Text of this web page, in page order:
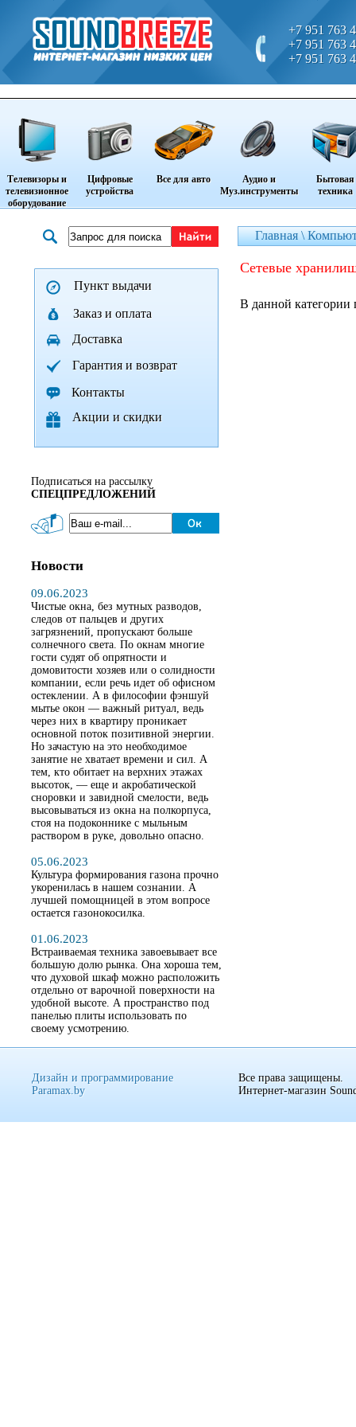
+7 951 763
+7 951 763
+7 951 763
Телевизоры и
телевизионное
оборудование
Цифровые
устройства
Все для авто
Аудио и
Муз.инструменты
Бытовая
техника
Пункт выдачи
Заказ и оплата
Доставка
Гарантия и возврат
Контакты
Акции и скидки
Подписаться на рассылку
СПЕЦПРЕДЛОЖЕНИЙ
Новости
09.06.2023
Чистые окна, без мутных разводов,
следов от пальцев и других
загрязнений, пропускают больше
солнечного света. По окнам многие
гости судят об опрятности и
домовитости хозяев или о солидности
компании, если речь идет об офисном
остеклении. А в философии фэншуй
мытье окон — важный ритуал, ведь
через них в квартиру проникает
основной поток позитивной энергии.
Но зачастую на это необходимое
занятие не хватает времени и сил. А
тем, кто обитает на верхних этажах
высоток, — еще и акробатической
сноровки и завидной смелости, ведь
высовываться из окна на полкорпуса,
стоя на подоконнике с мыльным
раствором в руке, довольно опасно.
05.06.2023
Культура формирования газона прочно
укоренилась в нашем сознании. А
лучшей помощницей в этом вопросе
остается газонокосилка.
01.06.2023
Встраиваемая техника завоевывает все
большую долю рынка. Она хороша тем,
что духовой шкаф можно расположить
отдельно от варочной поверхности на
удобной высоте. А пространство под
панелью плиты использовать по
своему усмотрению.
Главная \
сетевые
В данной категории
Дизайн и программирование
Paramax.by
Все права защищены.
Интернет-магазин